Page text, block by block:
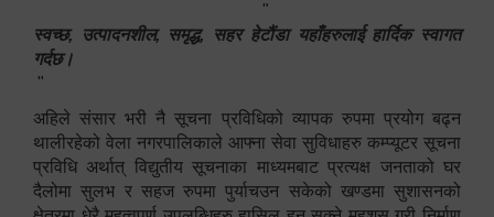
"
स्वच्छ, उत्पादनशील, समृद्ध, सहर हेटौंडा यहाँहरुलाई हार्दिक स्वागत
गर्दछ।
"
अहिले संसार भरी नै सूचना प्रविधिको व्यापक रुपमा प्रयोग बढ्न
थालीरहेको वेला नगरपालिकाले आफ्ना सेवा सुविधाहरु कम्प्यूटर सूचना
प्रविधि अर्थात् विद्युतीय सूचनाका माध्यमबाट प्रत्यक्ष जनताको घर
दैलोमा सुलभ र सहज रुपमा पुर्याचउन सकेको खण्डमा सुशासनको